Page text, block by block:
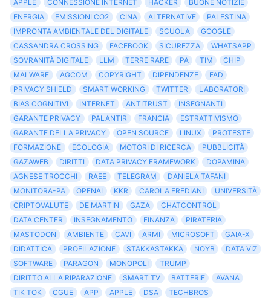
APPLE CONNESSIONE INTERNET HACKER
BUONE NOTIZIE
ENERGIA
EMISSIONI CO2 CINA ALTERNATIVE
PALESTINA
IMPRONTA AMBIENTALE DEL DIGITALE
SCUOLA
GOOGLE
CASSANDRA CROSSING
FACEBOOK SICUREZZA
WHATSAPP
SOVRANITÀ DIGITALE
LLM TERRE RARE PA TIM
CHIP
MALWARE
AGCOM COPYRIGHT DIPENDENZE
FAD
PRIVACY SHIELD
SMART WORKING TWITTER
LABORATORI
BIAS COGNITIVI
INTERNET ANTITRUST
INSEGNANTI
GARANTE PRIVACY
PALANTIR FRANCIA
ESTRATTIVISMO
GARANTE DELLA PRIVACY
OPEN SOURCE LINUX
PROTESTE
FORMAZIONE
ECOLOGIA MOTORI DI RICERCA
PUBBLICITÀ
GAZAWEB
DIRITTI DATA PRIVACY FRAMEWORK
DOPAMINA
AGNESE TROCCHI
RAEE TELEGRAM
DANIELA TAFANI
MONITORA-PA
OPENAI KKR CAROLA FREDIANI
UNIVERSITÀ
CRIPTOVALUTE
DE MARTIN GAZA
CHATCONTROL
DATA CENTER
INSEGNAMENTO FINANZA
PIRATERIA
MASTODON
AMBIENTE CAVI ARMI MICROSOFT
GAIA-X
DIDATTICA
PROFILAZIONE STAKKASTAKKA NOYB
DATA VIZ
SOFTWARE
PARAGON MONOPOLI
TRUMP
DIRITTO ALLA RIPARAZIONE
SMART TV BATTERIE
AVANA
TIK TOK
CGUE APP APPLE DSA
TECHBROS